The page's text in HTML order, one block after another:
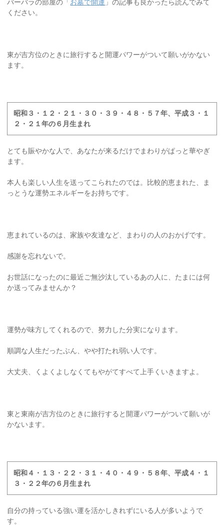
バーバラの部屋の「 お墓で開運 」の記事も良かったら読んでみて
ください。
東が吉方位のときに旅行すると開運パワーがついて願いがかない
ます。
昭和３・１２・２１・３０・３９・４８・５７年、平成３・１
２・２１年の６月生まれ
とても賑やかな人で、あなたが来るだけでまわりがぱっと華やぎ
ます。
本人も楽しい人生を送ってこられたのでは。比較的恵まれた、ま
っとうな運勢エネルギーをお持ちです。
恵まれているのは、家族や友達など、まわりの人のおかげです。
感謝を忘れないで。
お世話になったのに最近ご無沙汰しているあの人に、たまには何
か送ってみませんか？
運勢が味方してくれるので、努力した分実になります。
順調な人生だったぶん、やや打たれ弱い人です。
大丈夫、くよくよしなくてもやがてすべて上手くいきますよ。
東と東南が吉方位のときに旅行すると開運パワーがついて願いが
かないます。
昭和４・１３・２２・３１・４０・４９・５８年、平成４・１
３・２２年の６月生まれ
自分の持っている強い運を活かしきれずにいる人が多いようで
す。